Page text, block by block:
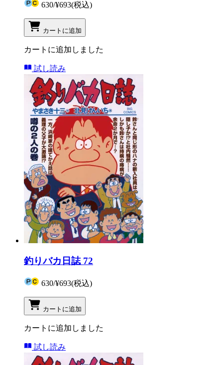
630/¥693(税込)
カートに追加
カートに追加しました
試し読み
釣りバカ日誌 72
630/¥693(税込)
カートに追加
カートに追加しました
試し読み